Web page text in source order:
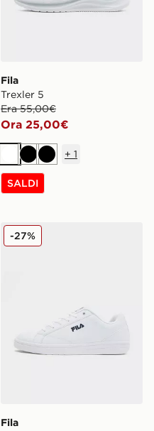
Fila
Trexler 5
Era 55,00€
Ora 25,00€
Bianco
NeroNero
+ 1
SALDI
Fila Camalfi
Fila
-27%